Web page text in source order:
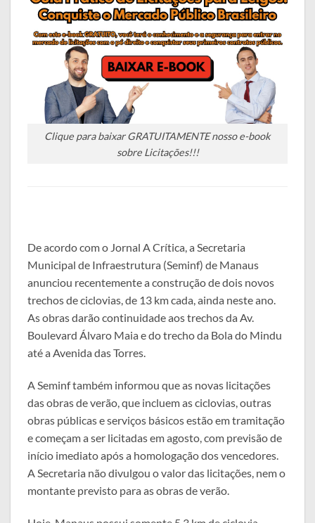
Clique para baixar GRATUITAMENTE nosso e-book
sobre Licitações!!!
De acordo com o Jornal A Crítica, a Secretaria
Municipal de Infraestrutura (Seminf) de Manaus
anunciou recentemente a construção de dois novos
trechos de ciclovias, de 13 km cada, ainda neste ano.
As obras darão continuidade aos trechos da Av.
Boulevard Álvaro Maia e do trecho da Bola do Mindu
até a Avenida das Torres.
A Seminf também informou que as novas licitações
das obras de verão, que incluem as ciclovias, outras
obras públicas e serviços básicos estão em tramitação
e começam a ser licitadas em agosto, com previsão de
início imediato após a homologação dos vencedores.
A Secretaria não divulgou o valor das licitações, nem o
montante previsto para as obras de verão.